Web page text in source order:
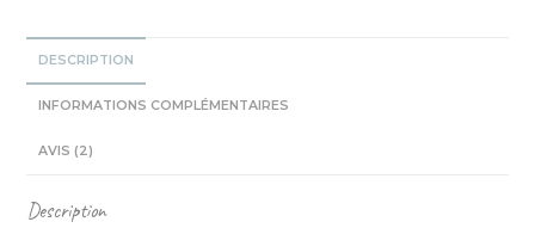
DESCRIPTION
INFORMATIONS COMPLÉMENTAIRES
AVIS (2)
Description